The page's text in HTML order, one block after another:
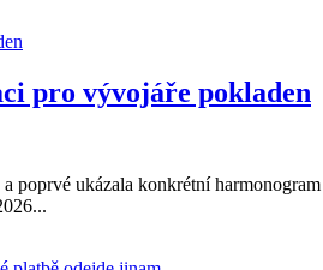
pro vývojáře pokladen
poprvé ukázala konkrétní